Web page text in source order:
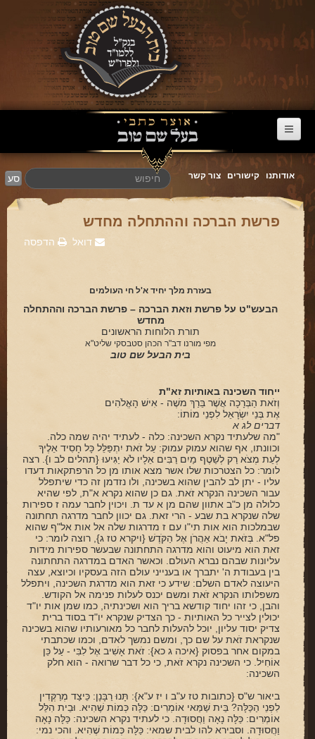
דף הבית
ערוץ הבעל שם טוב
הרב דניאל סטבסקי
פרשת השבוע
מעגל השנה
פינת הלכה
ספירת העומר
גבורה
תפארת
נצח
הוד
יסוד
מלכות
סיפורי הבעל שם טוב
הרב שמואל אליהו
הרב מיכי יוספי
ארכיון
תרומות
קבלת קהל
סע אודותנו קישורים צור קשר
פרשת הברכה וההתחלה מחדש
הדפסה דואל
בעזרת מלך יחיד א'ל חי העולמים
הבעש"ט על פרשת וזאת הברכה – פרשת הברכה וההתחלה
מחדש
תורת הלוחות הראשונים
מפי מורנו דב"ר הכהן סטבסקי שליט"א
בית הבעל שם טוב
ייחוד השכינה באותיות זא"ת
וְזֹאת הַבְּרָכָה אֲשֶׁר בֵּרַךְ משֶׁה - אִישׁ הָאֱלֹהִים
אֶת בְּנֵי יִשְׂרָאֵל לִפְנֵי מוֹתוֹ:
דברים לג א
"מה שלעתיד נקרא השכינה: כלה - לעתיד יהיה שמה כלה.
וכוונתו, אף שהוא עמוק עמוק: עַל זֹאת יִתְפַּלֵּל כָּל חָסִיד אֵלֶיךָ
לְעֵת מְצֹא רַק לְשֵׁטֶף מַיִם רַבִּים אֵלָיו לֹא יַגִּיעוּ {תהלים לב ו}. רצה
לומר: כל הצטרכות שלו אשר מצא אותו מן כל הרפתקאות דעדו
עליו - יתן לב להבין שהוא בשכינה, ולו נזדמן זה כדי שיתפלל
עבור השכינה הנקרא זֹאת. גם כן שהוא נקרא א"ת, לפי שהיא
כלולה מן כ"ב אתוון שהם מן א עד ת. ויכוין לחבר עמה ז ספירות
שלה שנקרא בת שבע - הרי זאת. גם יכוון לחבר מדרגה תחתונה
שבמלכות הוא אות תי"ו עם ז מדרגות שלה אל אות אל"ף שהוא
פל"א. בְּזֹאת יָבֹא אַהֲרֹן אֶל הַקֹּדֶשׁ {ויקרא טז ג}, רוצה לומר: כי
זאת הוא מיעוט והוא מדרגה התחתונה שבעשר ספירות מידות
עליונות שבהם נברא העולם. וכאשר האדם במדרגה התחתונה
בין בעבודת ה' יתברך או בענייני עולם הזה בעסקיו וכיוצא, עצה
היעוצה לאדם השלם: שידע כי זאת הוא מדרגת השכינה, ויתפלל
משפלותו הנקרא זֹאת ומשם יכנס לעלות פנימה אל הקודש.
והבן, כי זהו יחוד קודשא בריך הוא ושכינתיה, כמו שמן אות יו"ד
יכולין לצייר כל האותיות - כך הצדיק שנקרא יו"ד בסוד ברית
צדיק יסוד עליון, יוכל להעלות לחבר כל מאורעותיו שהוא בשכינה
שנקראת זֹאת על שם כך, ומשם נמשך לאדם, וכמו שכתבתי
במקום אחר בפסוק {איכה ג כא}: זֹאת אָשִׁיב אֶל לִבִּי - עַל כֵּן
אוֹחִיל. כי השכינה נקרא זֹאת, כי כל דבר שרואה - הוא חלק
השכינה:
ביאור ש"ס {כתובות טז ע"ב ו יז ע"א}: תָּנוּ רַבָּנָן: כֵּיצַד מְרַקְּדִין
לִפְנֵי הַכַּלָּה? בֵּית שַׁמַּאי אוֹמְרִים: כַּלָּה כְּמוֹת שֶׁהִיא. וּבֵית הִלֵּל
אוֹמְרִים: כַּלָּה נָאָה וַחֲסוּדָה. כי לעתיד נקרא השכינה: כַּלָּה נָאָה
וַחֲסוּדָה. וסבירא להו לבית שמאי: כַּלָּה כְּמוֹת שֶׁהִיא. והכי נמי: